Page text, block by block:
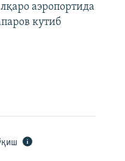
аэропортида
кутиб